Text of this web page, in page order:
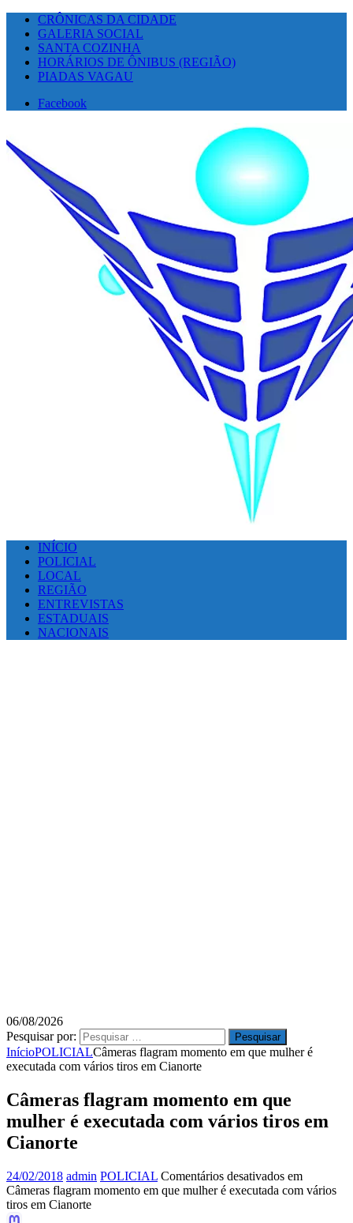
CRÔNICAS DA CIDADE
GALERIA SOCIAL
SANTA COZINHA
HORÁRIOS DE ÔNIBUS (REGIÃO)
PIADAS VAGAU
Facebook
INÍCIO
POLICIAL
LOCAL
REGIÃO
ENTREVISTAS
ESTADUAIS
NACIONAIS
06/08/2026
Pesquisar por:
InícioPOLICIALCâmeras flagram momento em que mulher é
executada com vários tiros em Cianorte
Câmeras flagram momento em que
mulher é executada com vários tiros em
Cianorte
24/02/2018 admin POLICIAL Comentários desativados em
Câmeras flagram momento em que mulher é executada com vários
tiros em Cianorte